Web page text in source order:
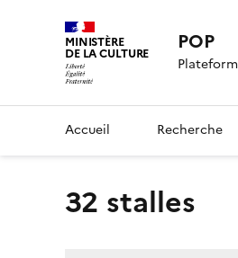
MINISTÈRE
DE LA CULTURE POP
Accueil Recherche
32 stalles